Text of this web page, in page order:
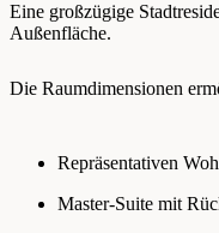
Eine großzügige
Außenfläche.
Die Raumdimensionen
Repräsentativen
Master-Suite mit